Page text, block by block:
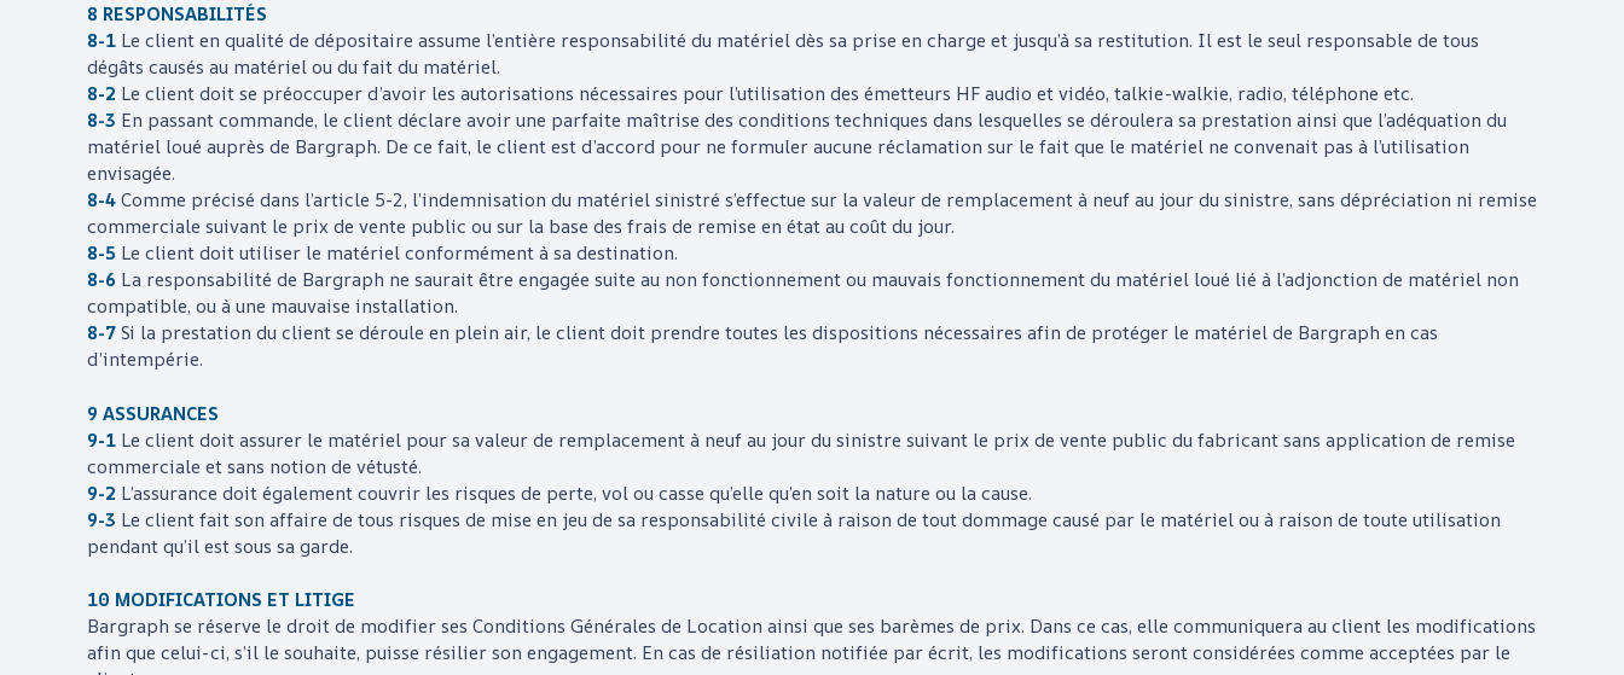
8 RESPONSABILITÉS
8-1 Le client en qualité de dépositaire assume l’entière responsabilité du matériel dès sa prise en charge et jusqu’à sa restitution. Il est le seul responsable de tous
dégâts causés au matériel ou du fait du matériel.
8-2 Le client doit se préoccuper d’avoir les autorisations nécessaires pour l’utilisation des émetteurs HF audio et vidéo, talkie-walkie, radio, téléphone etc.
8-3 En passant commande, le client déclare avoir une parfaite maîtrise des conditions techniques dans lesquelles se déroulera sa prestation ainsi que l’adéquation du
matériel loué auprès de Bargraph. De ce fait, le client est d’accord pour ne formuler aucune réclamation sur le fait que le matériel ne convenait pas à l’utilisation
envisagée.
8-4Comme précisé dans l’article 5-2, l’indemnisation du matériel sinistré s’effectue sur la valeur de remplacement à neuf au jour du sinistre, sans dépréciation ni remise
commerciale suivant le prix de vente public ou sur la base des frais de remise en état au coût du jour.
8-5 Le client doit utiliser le matériel conformément à sa destination.
8-6 La responsabilité de Bargraph ne saurait être engagée suite au non fonctionnement ou mauvais fonctionnement du matériel loué lié à l’adjonction de matériel non
compatible, ou à une mauvaise installation.
8-7Si la prestation du client se déroule en plein air, le client doit prendre toutes les dispositions nécessaires afin de protéger le matériel de Bargraphen cas
d’intempérie.
9 ASSURANCES
9-1 Le client doit assurer le matériel pour sa valeur de remplacement à neuf au jour du sinistre suivant le prix de vente public du fabricant sans application de remise
commerciale et sans notion de vétusté.
9-2 L’assurance doit également couvrir les risques de perte, vol ou casse qu’elle qu’en soit la nature ou la cause.
9-3 Le client fait son affaire de tous risques de mise en jeu de sa responsabilité civile à raison de tout dommage causé par le matériel ou à raison de toute utilisation
pendant qu’il est sous sa garde.
10 MODIFICATIONS ET LITIGE
Bargraphse réserve le droit de modifier ses Conditions Générales de Location ainsi que ses barèmes de prix. Dans ce cas, elle communiquera au client les modifications
afin que celui-ci, s’il le souhaite, puisse résilier son engagement. En cas de résiliation notifiée par écrit, les modifications seront considérées comme acceptées par le